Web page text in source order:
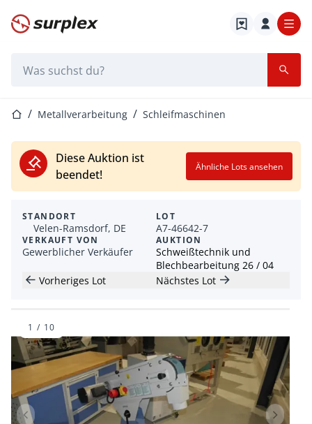
Startseite
StartseiteMetallverarbeitung Schleifmaschinen
Diese Auktion ist
beendet!
Ähnliche Lots ansehen
STANDORT
Velen-Ramsdorf, DE
VERKAUFT VON
Gewerblicher Verkäufer
LOT
A7-46642-7
AUKTION
Schweißtechnik und
Blechbearbeitung 26 / 04
Vorheriges Lot
Nächstes Lot
Vorheriger Artikel
1 / 10